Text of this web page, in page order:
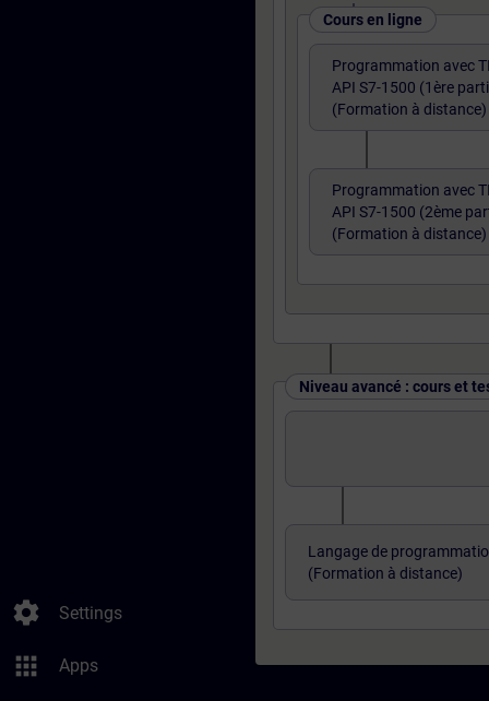
settings Settings
apps Apps
Cours en ligne
Programmation avec
API S7-1500 (1ère
(Formation à distance)
Programmation avec
API S7-1500 (2ème
(Formation à distance)
Niveau avancé : cours et
Langage de
(Formation à distance)